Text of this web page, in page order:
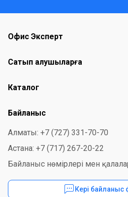
Офис Эксперт
Сатып алушыларға
Каталог
Байланыс
Алматы: +7 (727) 331-70-70
Астана: +7 (717) 267-20-22
Байланыс нөмірлері мен
Кері